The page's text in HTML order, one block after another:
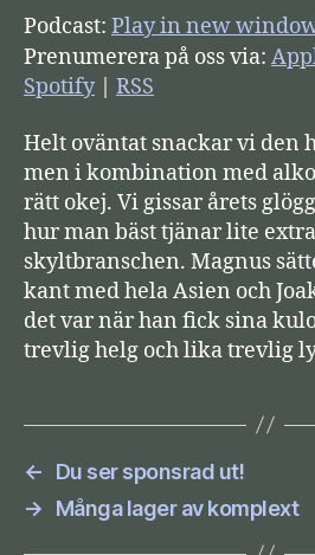
u
d
s
e
l
a
r
e
Podcast: Play in new
Prenumerera på oss via:
Spotify| RSS
Helt oväntat snackar vi den
men i kombination med
rätt okej. Vi gissar årets
hur man bäst tjänar lite
skyltbranschen. Magnus
kant med hela Asien och
det var när han fick sina
trevlig helg och lika trevlig
←
Du ser sponsrad ut!
→
Många lager av komplext